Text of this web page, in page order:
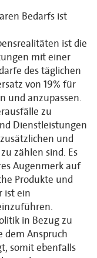
Bedarfs ist
ist die
mit einer
des täglichen
von 19% für
und anzupassen.
zu
Dienstleistungen
und
zählen sind. Es
Augenmerk auf
Produkte und
ist ein
in Bezug zu
dem Anspruch
somit ebenfalls